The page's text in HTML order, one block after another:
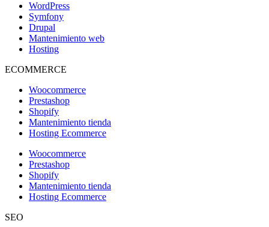
WordPress
Symfony
Drupal
Mantenimiento web
Hosting
ECOMMERCE
Woocommerce
Prestashop
Shopify
Mantenimiento tienda
Hosting Ecommerce
Woocommerce
Prestashop
Shopify
Mantenimiento tienda
Hosting Ecommerce
SEO